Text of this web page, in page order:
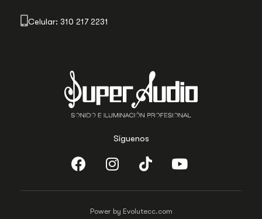
Síguenos
Celular: 310 217 2231
Power by Evolutecc.com